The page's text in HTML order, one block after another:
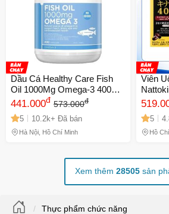
Dầu Cá Healthy Care Fish
Oil 1000Mg Omega-3 400
Viên - Tăng Cường Sức
Bổ Sung Dinh Dưỡng Từ Úc
441.000đ 573.000đ
5 10.2k+ Đã bán
Hà Nội, Hồ Chí Minh
Viên
Bản -
Máu
5
Hồ
Xem thêm 28505 sản
Thực phẩm chức năng